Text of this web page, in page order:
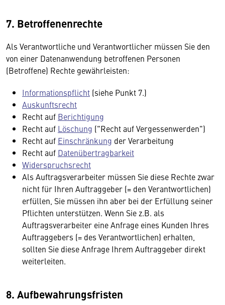
7. Betroffenenrechte
Als Verantwortliche und Verantwortlicher müssen Sie den
von einer Datenanwendung betroffenen Personen
(Betroffene) Rechte gewährleisten:
Informationspflicht (siehe Punkt 7.)
Auskunftsrecht
Recht auf Berichtigung
Recht auf Löschung ("Recht auf Vergessenwerden")
Recht auf Einschränkung der Verarbeitung
Recht auf Datenübertragbarkeit
Widerspruchsrecht
Als Auftragsverarbeiter müssen Sie diese Rechte zwar
nicht für Ihren Auftraggeber (= den Verantwortlichen)
erfüllen, Sie müssen ihn aber bei der Erfüllung seiner
Pflichten unterstützen. Wenn Sie z.B. als
Auftragsverarbeiter eine Anfrage eines Kunden Ihres
Auftraggebers (= des Verantwortlichen) erhalten,
sollten Sie diese Anfrage Ihrem Auftraggeber direkt
weiterleiten.
8. Aufbewahrungsfristen